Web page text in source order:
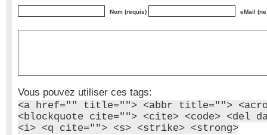
Nom (requis) eMail
Vous pouvez utiliser ces tags:
<a href="" title=""> <abbr title="">
<blockquote cite=""> <cite> <code> <del
<i> <q cite=""> <s> <strike> <strong>